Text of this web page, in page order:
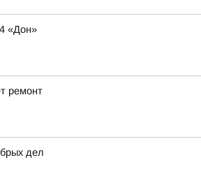
«Дон»
ремонт
дел